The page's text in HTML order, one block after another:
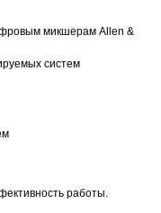
микшерам Allen &
систем
работы.